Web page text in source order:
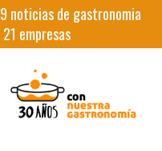
noticias de gastronomia
21 empresas